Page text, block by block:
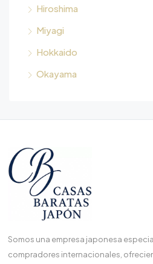
Hiroshima
Miyagi
Hokkaido
Okayama
Somos una empresa japonesa
compradores internacionales,